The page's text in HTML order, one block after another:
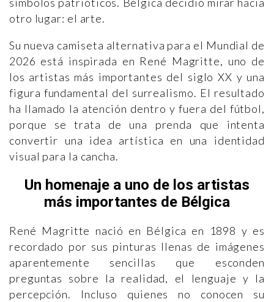
otro lugar: el arte.
Su nueva camiseta alternativa para el Mundial de
2026 está inspirada en René Magritte, uno de
los artistas más importantes del siglo XX y una
figura fundamental del surrealismo. El resultado
ha llamado la atención dentro y fuera del fútbol,
porque se trata de una prenda que intenta
convertir una idea artística en una identidad
visual para la cancha.
Un homenaje a uno de los artistas
más importantes de Bélgica
René Magritte nació en Bélgica en 1898 y es
recordado por sus pinturas llenas de imágenes
aparentemente sencillas que esconden
preguntas sobre la realidad, el lenguaje y la
percepción. Incluso quienes no conocen su